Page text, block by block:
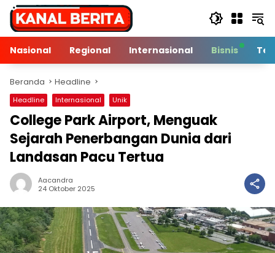
Langsung
konten
Nasional
Regional Internasional Bisnis
Beranda Headline
Headline Internasional Unik
College Park Airport, Menguak
Sejarah Penerbangan Dunia dari
Landasan Pacu Tertua
Aacandra
24 Oktober 2025